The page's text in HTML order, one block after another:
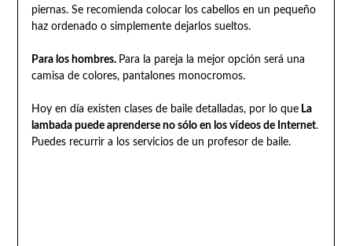
piernas. Se recomienda colocar los cabellos en un pequeño
haz ordenado o simplemente dejarlos sueltos.
Para los hombres. Para la pareja la mejor opción será una
camisa de colores, pantalones monocromos.
Hoy en día existen clases de baile detalladas, por lo queLa
lambada puede aprenderse no sólo en los vídeos de Internet.
Puedes recurrir a los servicios de un profesor de baile.